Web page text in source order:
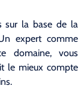
sur la base de la
expert comme
domaine, vous
le mieux compte